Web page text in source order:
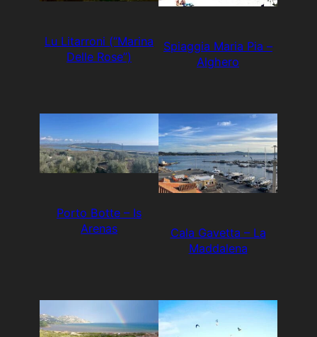
Lu Litarroni (“Marina
Delle Rose”)
Spiaggia Maria Pia –
Alghero
Porto Botte – Is
Arenas
Cala Gavetta – La
Maddalena